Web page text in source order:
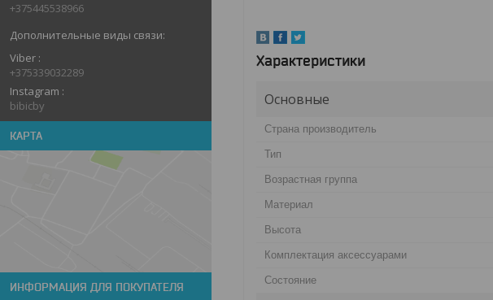
+375445538966
Viber
+375339032289
Instagram
bibicby
КАРТА
ИНФОРМАЦИЯ ДЛЯ ПОКУПАТЕЛЯ
Характеристики
Основные
Страна производитель
Тип
Возрастная группа
Материал
Высота
Комплектация аксессуарами
Состояние